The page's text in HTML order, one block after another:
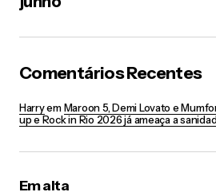
Comentários Recentes
HarryemMaroon 5, Demi Lovato e
up e Rock in Rio 2026 já ameaça a
Em alta